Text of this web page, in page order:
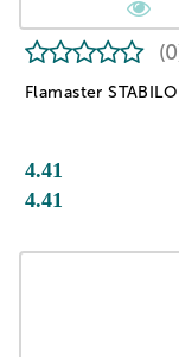
Flamaster
4.41
4.41